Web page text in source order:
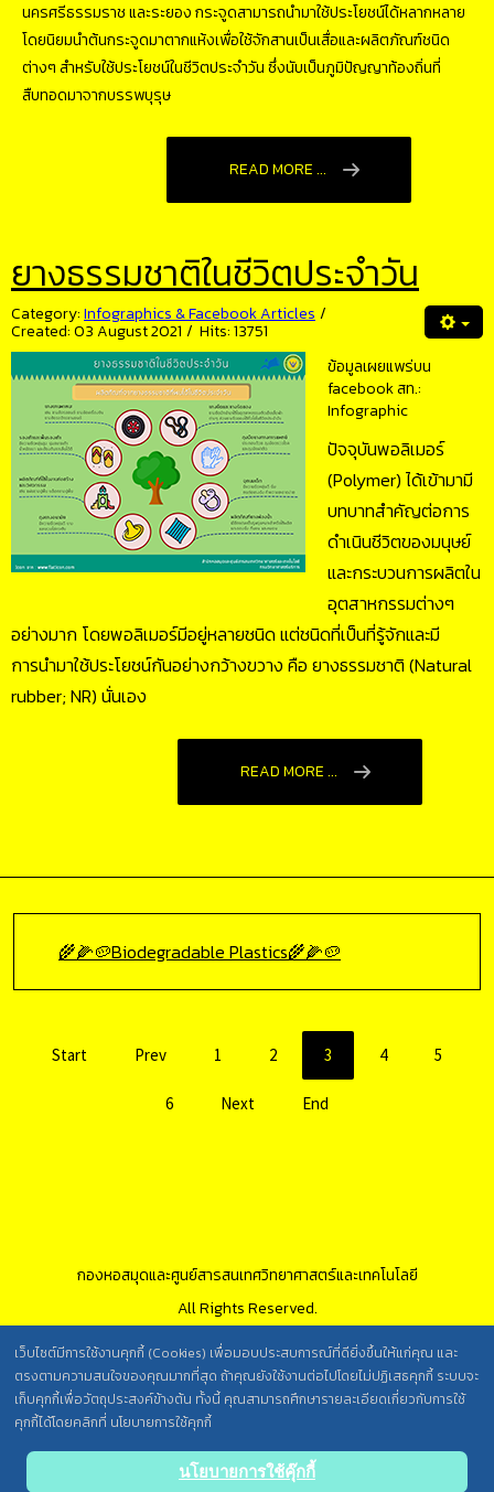
นครศรีธรรมราช และระยอง กระจูดสามารถนำมาใช้ประโยชน์ได้หลากหลาย
โดยนิยมนำต้นกระจูดมาตากแห้งเพื่อใช้จักสานเป็นเสื่อและผลิตภัณฑ์ชนิด
ต่างๆ สำหรับใช้ประโยชน์ในชีวิตประจำวัน ซึ่งนับเป็นภูมิปัญญาท้องถิ่นที่
สืบทอดมาจากบรรพบุรุษ
READ MORE ...
ยางธรรมชาติในชีวิตประจำวัน
Category:Infographics & Facebook Articles
Created: 03 August 2021
Hits: 13751
ข้อมูลเผยแพร่บน
facebook สท.:
Infographic
ปัจจุบันพอลิเมอร์
(Polymer) ได้เข้ามามี
บทบาทสำคัญต่อการ
ดำเนินชีวิตของมนุษย์
และกระบวนการผลิตใน
อุตสาหกรรมต่างๆ
อย่างมาก โดยพอลิเมอร์มีอยู่หลายชนิด แต่ชนิดที่เป็นที่รู้จักและมี
การนำมาใช้ประโยชน์กันอย่างกว้างขวาง คือ ยางธรรมชาติ (Natural
rubber; NR) นั่นเอง
READ MORE ...
🌾🌽🥔Biodegradable Plastics🌾🌽🥔
Start Prev 1 2 3 4 5
6 Next End
เว็บไซต์มีการใช้งานคุกกี้ (Cookies) เพื่อมอบประสบการณ์ที่ดียิ่งขึ้นให้แก่คุณ และ
ตรงตามความสนใจของคุณมากที่สุด ถ้าคุณยังใช้งานต่อไปโดยไม่ปฏิเสธคุกกี้ ระบบจะ
เก็บคุกกี้เพื่อวัตถุประสงค์ข้างต้น ทั้งนี้ คุณสามารถศึกษารายละเอียดเกี่ยวกับการใช้
คุกกี้ได้โดยคลิกที่ นโยบายการใช้คุกกี้
นโยบายการใช้คุ๊กกี้
กองหอสมุดและศูนย์สารสนเทศวิทยาศาสตร์และเทคโนโลยี
All Rights Reserved.
นโยบายการคุ้มครองข้อมูลส่วนบุคคล วศ. /
ประกาศความเป็นส่วนตัว (Privacy Notice) สำหรับการบริการสารสนเทศ